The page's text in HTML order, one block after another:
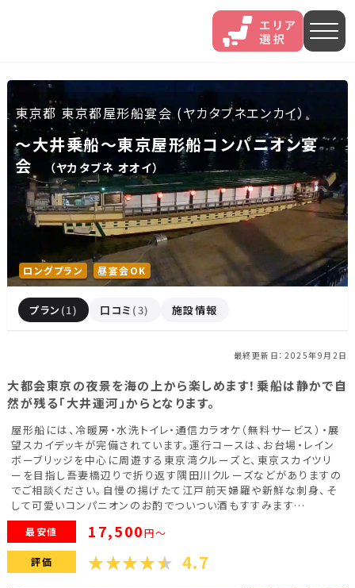
人気エリア
石和 伊香保 熱海
伊豆長岡 穴原 鬼怒川
いわき湯本 越後湯沢 三谷
山中 あわら 菊池
北海道・東北
山形県(3)
宮城県(8)
福島県(26)
関東
栃木県(17) 群馬県(25)
茨城県(4)
埼玉県(1)
東京都(9)
千葉県(14)
神奈川県(14)
東海
東京都 東京都屋形船宴会 (ヤカタブネエンカイ）
～大井乗船～東京屋形船コンパニオン宴
会
（ヤカタブネ オオイ）
ロングプラン 昼宴会OK
プラン (1) 口コミ (3) 施設情報
最終更新日：2025年9月2日
大都会東京の夜景を海の上から楽しめます！乗船は静かで自
然が残る「大井運河」からとなります。
屋形船には、冷暖房・水洗トイレ・通信カラオケ（無料サービス）・展
望スカイデッキが完備されています。運行コースは、お台場・レイン
ボーブリッジを中心に周遊する東京湾クルーズと、東京スカイツリ
ーを目指し吾妻橋辺りで折り返す隅田川クルーズなどがありますの
でご相談ください。自慢の揚げたて江戸前天婦羅や新鮮な刺身、そ
して可愛いコンパニオンのお酌でついつい酒もすすみます…
最安値 17,500円～
評価 4.7